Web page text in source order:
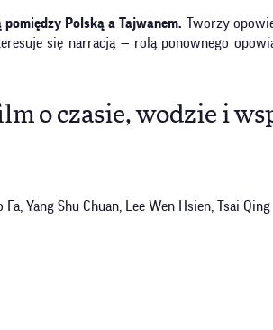
Polską a Tajwanem. Tworzy
się narracją — rolą ponownego
o czasie, wodzie i
Yang Shu Chuan, Lee Wen Hsien, Tsai Qing